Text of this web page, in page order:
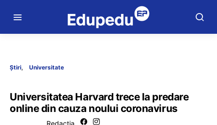
Știri Universitate
Universitatea Harvard trece la predare
online din cauza noului coronavirus
Redacția